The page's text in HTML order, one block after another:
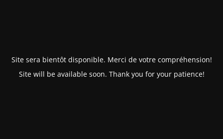
Site sera bientôt disponible. Merci de votre compréhension!
Site will be available soon. Thank you for your patience!